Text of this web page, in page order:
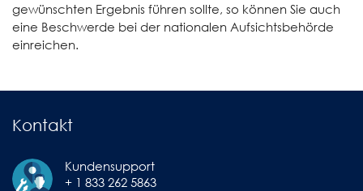
gewünschten Ergebnis führen sollte, so können Sie auch
eine Beschwerde bei der nationalen Aufsichtsbehörde
einreichen.
Kontakt
Kundensupport
+ 1 833 262 5863